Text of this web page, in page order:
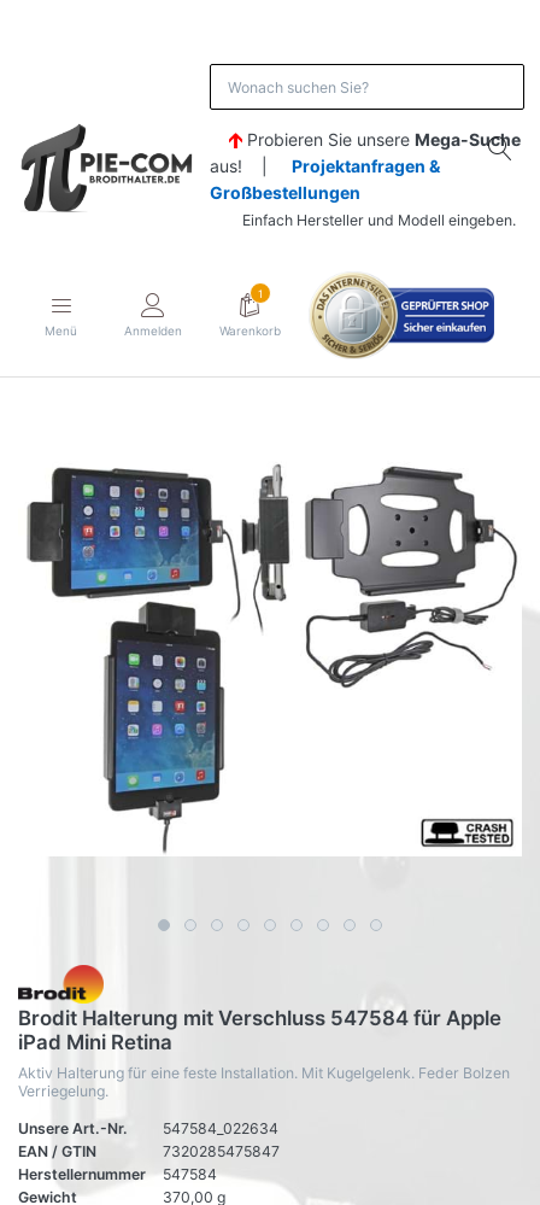
Probieren Sie unsere Mega-Suche
aus! | Projektanfragen &
Großbestellungen
Einfach Hersteller und Modell eingeben.
Menü Anmelden
1
Warenkorb
Brodit Halterung mit Verschluss 547584 für Apple
iPad Mini Retina
Aktiv Halterung für eine feste Installation. Mit Kugelgelenk. Feder Bolzen
Verriegelung.
Unsere Art.-Nr.
547584_022634
EAN / GTIN
7320285475847
Herstellernummer
547584
Gewicht
370,00 g